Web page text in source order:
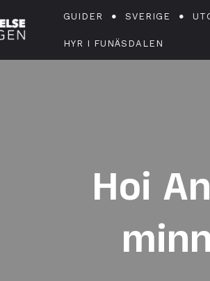
GUIDER SVERIGE
HYR I FUNÄSDALEN
Hoi